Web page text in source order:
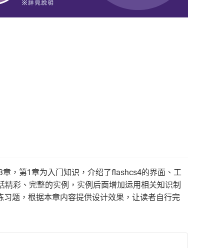
，第1章为入门知识，介绍了flashcs4的界面、工
彩、完整的实例，实例后面增加运用相关知识制
题，根据本章内容提供设计效果，让读者自行完